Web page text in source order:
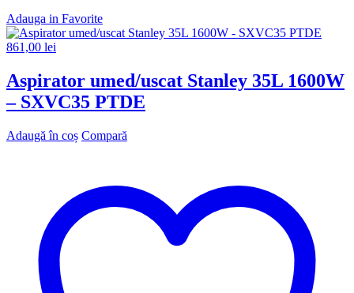
Adauga in Favorite
861,00 lei
Aspirator umed/uscat Stanley 35L 1600W
– SXVC35 PTDE
Adaugă în coș Compară